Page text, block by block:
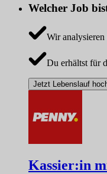
Welcher Job
Wir
Du erhältst für
Jetzt Lebenslauf
Kassier:in